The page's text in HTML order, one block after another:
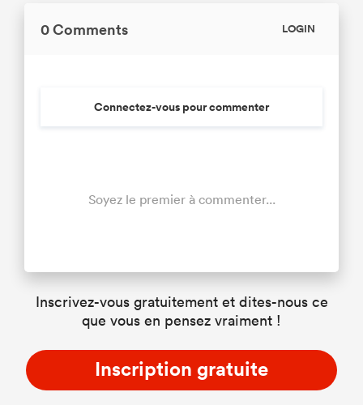
0 Comments LOGIN
Connectez-vous pour commenter
Soyez le premier à commenter...
Inscrivez-vous gratuitement et dites-nous ce
que vous en pensez vraiment !
Inscription gratuite